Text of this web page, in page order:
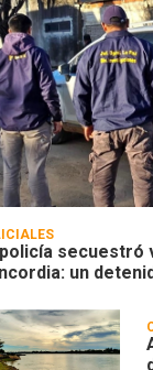
secuestró
un